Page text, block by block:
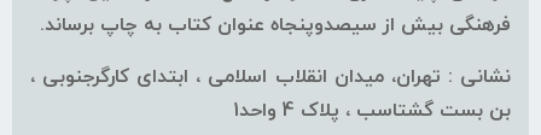
فرهنگی بیش از سیصدوپنجاه عنوان کتاب به چاپ برساند.
نشانی : تهران، میدان انقلاب اسلامی ، ابتدای کارگرجنوبی ،
بن بست گشتاسب ، پلاک 4 واحد1